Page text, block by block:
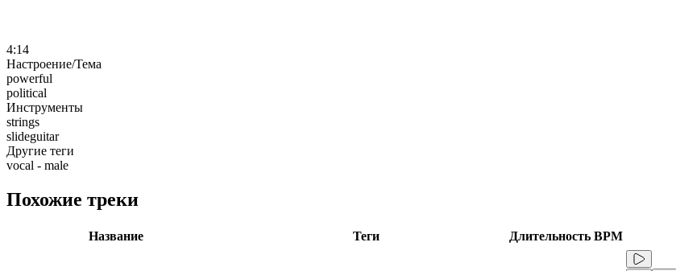
4:14
Настроение/Тема
powerful
political
Инструменты
strings
slideguitar
Другие теги
vocal - male
Похожие треки
Название Теги Длительность BPM